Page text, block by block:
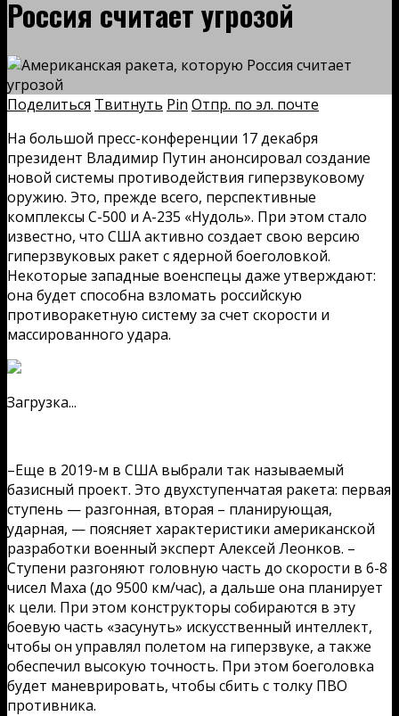
Россия считает угрозой
Поделиться Твитнуть Pin Отпр. по эл. почте
На большой пресс-конференции 17 декабря
президент Владимир Путин анонсировал создание
новой системы противодействия гиперзвуковому
оружию. Это, прежде всего, перспективные
комплексы С-500 и А-235 «Нудоль». При этом стало
известно, что США активно создает свою версию
гиперзвуковых ракет с ядерной боеголовкой.
Некоторые западные военспецы даже утверждают:
она будет способна взломать российскую
противоракетную систему за счет скорости и
массированного удара.
Загрузка...
–Еще в 2019-м в США выбрали так называемый
базисный проект. Это двухступенчатая ракета: первая
ступень — разгонная, вторая – планирующая,
ударная, — поясняет характеристики американской
разработки военный эксперт Алексей Леонков. –
Ступени разгоняют головную часть до скорости в 6-8
чисел Маха (до 9500 км/час), а дальше она планирует
к цели. При этом конструкторы собираются в эту
боевую часть «засунуть» искусственный интеллект,
чтобы он управлял полетом на гиперзвуке, а также
обеспечил высокую точность. При этом боеголовка
будет маневрировать, чтобы сбить с толку ПВО
противника.